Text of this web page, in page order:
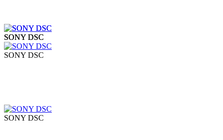
SONY DSC
SONY DSC
SONY DSC
SONY DSC